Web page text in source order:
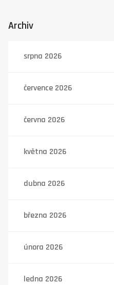
Archiv
srpna 2026
července 2026
června 2026
května 2026
dubna 2026
března 2026
února 2026
ledna 2026